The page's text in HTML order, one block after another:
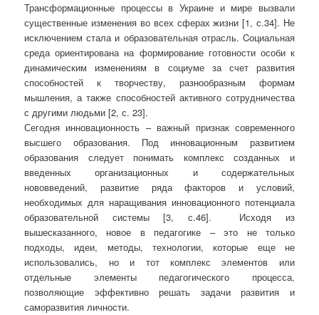
Трансформационные процессы в Украине и мире вызвали
существенные изменения во всех сферах жизни [1, с.34]. Не
исключением стала и образовательная отрасль. Cоциальная
среда ориентирована на формирование готовности особи к
динамическим изменениям в социуме за счет развития
способностей к творчеству, разнообразным формам
мышления, а также способностей активного сотрудничества
с другими людьми [2, с. 23].
Сегодня инновационность – важный признак современного
высшего образования. Под инновационным развитием
образования следует понимать комплекс созданных и
введенных организационных и содержательных
нововведений, развитие ряда факторов и условий,
необходимых для наращивания инновационного потенциала
образовательной системы [3, с.46]. Исходя из
вышесказанного, новое в педагогике – это не только
подходы, идеи, методы, технологии, которые еще не
использовались, но и тот комплекс элементов или
отдельные элементы педагогического процесса,
позволяющие эффективно решать задачи развития и
саморазвития личности.